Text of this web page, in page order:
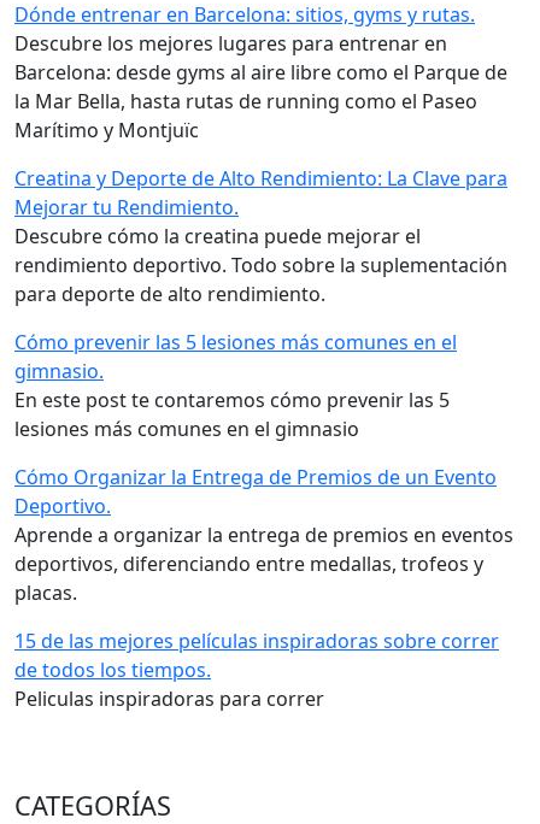
Dónde entrenar en Barcelona: sitios, gyms y rutas.
Descubre los mejores lugares para entrenar en
Barcelona: desde gyms al aire libre como el Parque de
la Mar Bella, hasta rutas de running como el Paseo
Marítimo y Montjuïc
Creatina y Deporte de Alto Rendimiento: La Clave para
Mejorar tu Rendimiento.
Descubre cómo la creatina puede mejorar el
rendimiento deportivo. Todo sobre la suplementación
para deporte de alto rendimiento.
Cómo prevenir las 5 lesiones más comunes en el
gimnasio.
En este post te contaremos cómo prevenir las 5
lesiones más comunes en el gimnasio
Cómo Organizar la Entrega de Premios de un Evento
Deportivo.
Aprende a organizar la entrega de premios en eventos
deportivos, diferenciando entre medallas, trofeos y
placas.
15 de las mejores películas inspiradoras sobre correr
de todos los tiempos.
Peliculas inspiradoras para correr
CATEGORÍAS